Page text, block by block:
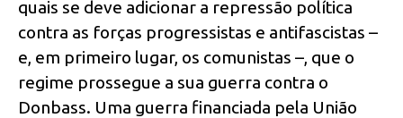
quais se deve adicionar a repressão política
contra as forças progressistas e antifascistas –
e, em primeiro lugar, os comunistas –, que o
regime prossegue a sua guerra contra o
Donbass. Uma guerra financiada pela União